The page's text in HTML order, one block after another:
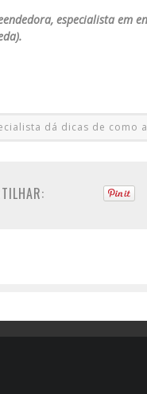
especialista em
dá dicas de como